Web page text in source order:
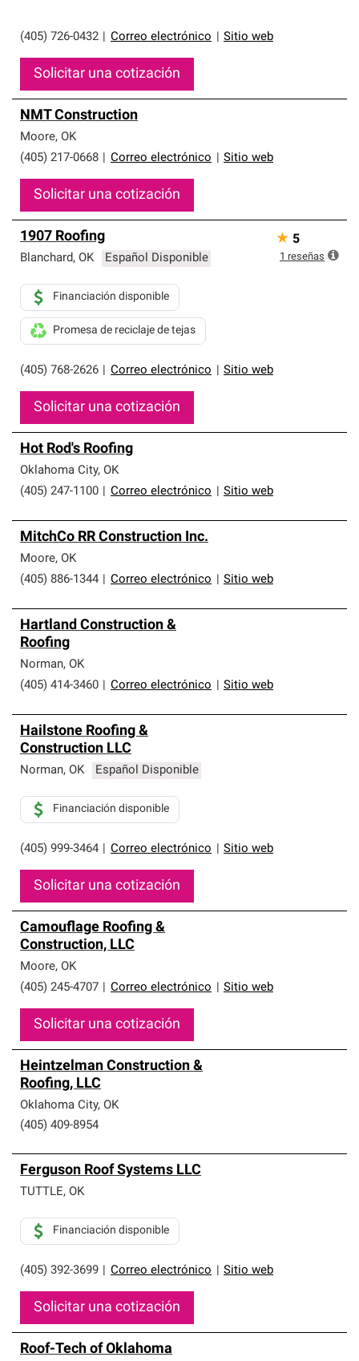
(405) 726-0432 Correo electrónico Sitio web
Solicitar una cotización
NMT Construction
Moore, OK
(405) 217-0668
Correo electrónico Sitio web
Solicitar una cotización
1907 Roofing
Blanchard, OK Español Disponible
(405) 768-2626 Correo electrónico Sitio web
Financiación disponible
Promesa de reciclaje de tejas
Solicitar una cotización
★ 5
1 reseñas
Hot Rod's Roofing
Oklahoma City, OK
(405) 247-1100
Correo electrónico Sitio web
MitchCo RR Construction Inc.
Moore, OK
(405) 886-1344
Correo electrónico Sitio web
Hartland Construction &
Roofing
Norman, OK
(405) 414-3460
Correo electrónico Sitio web
Hailstone Roofing &
Construction LLC
Norman, OK Español Disponible
(405) 999-3464 Correo electrónico Sitio web
Financiación disponible
Solicitar una cotización
Camouflage Roofing &
Construction, LLC
Moore, OK
(405) 245-4707
Correo electrónico Sitio web
Solicitar una cotización
Heintzelman Construction &
Roofing, LLC
Oklahoma City, OK
(405) 409-8954
Ferguson Roof Systems LLC
TUTTLE, OK
(405) 392-3699 Correo electrónico Sitio web
Financiación disponible
Solicitar una cotización
Roof-Tech of Oklahoma